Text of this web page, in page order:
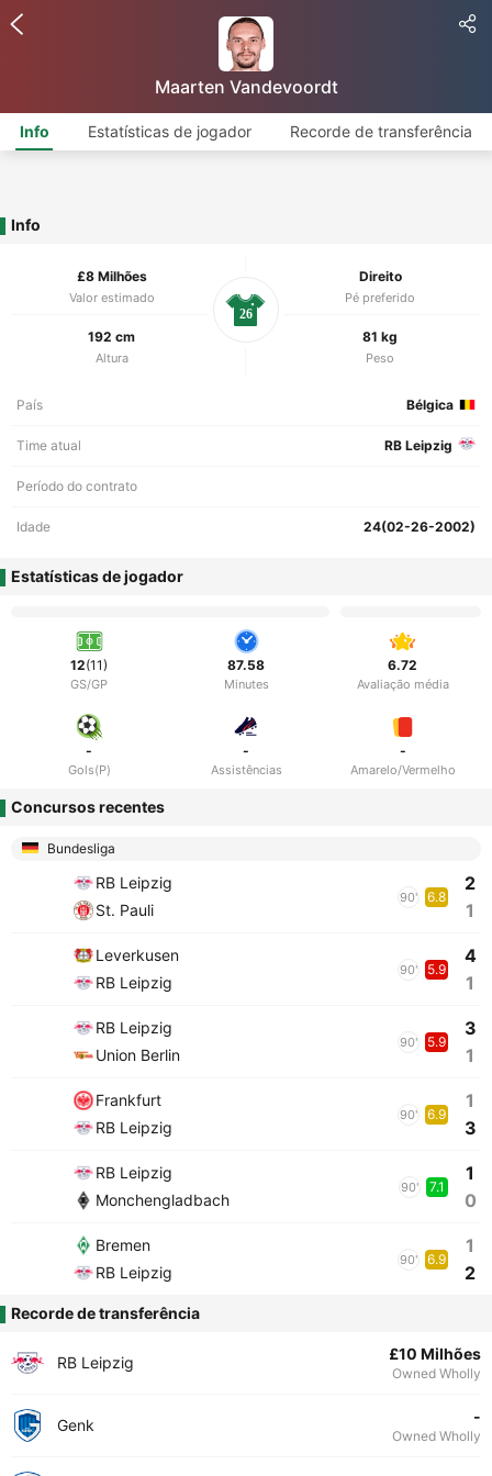
Maarten Vandevoordt
Info Estatísticas de jogador Recorde de transferência
Info
£8 Milhões
Valor estimado
Direito
Pé preferido
192 cm
Altura
81 kg
Peso
26
País Bélgica
Time atual RB Leipzig
Período do contrato
Idade 24(02-26-2002)
Estatísticas de jogador
12(11)
GS/GP
87.58
Minutes
6.72
Avaliação média
-
Gols(P)
-
Assistências
-
Amarelo/Vermelho
Concursos recentes
Bundesliga
RB Leipzig
St. Pauli
90' 6.8
2
1
Leverkusen
RB Leipzig
90' 5.9
4
1
RB Leipzig
Union Berlin
90' 5.9
3
1
Frankfurt
RB Leipzig
90' 6.9
1
3
RB Leipzig
Monchengladbach
90' 7.1
1
0
Bremen
RB Leipzig
90' 6.9
1
2
Recorde de transferência
RB Leipzig £10 Milhões
Owned Wholly
Genk -
Owned Wholly